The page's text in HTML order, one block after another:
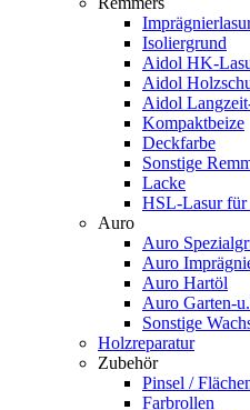
Isoliergrund
Aidol HK-
Aidol
Aidol
Kompaktbeize
Deckfarbe
Sonstige
Lacke
HSL-Lasur für
Auro
Auro
Auro
Auro Hartöl
Auro Garten-
Sonstige
Holzreparatur
Zubehör
Pinsel /
Farbrollen